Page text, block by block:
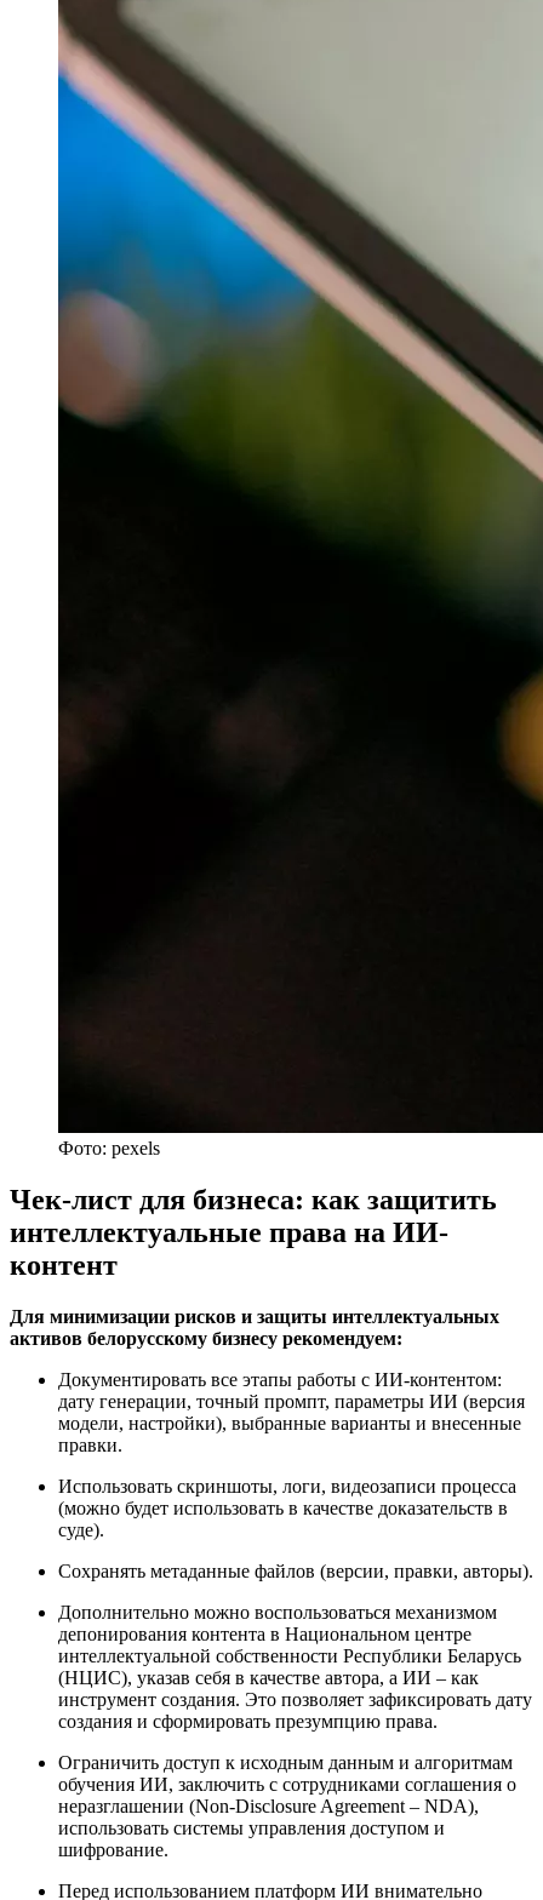
Фото: pexels
Чек-лист для бизнеса: как защитить
интеллектуальные права на ИИ-
контент
Для минимизации рисков и защиты интеллектуальных
активов белорусскому бизнесу рекомендуем:
Документировать все этапы работы с ИИ-контентом:
дату генерации, точный промпт, параметры ИИ (версия
модели, настройки), выбранные варианты и внесенные
правки.
Использовать скриншоты, логи, видеозаписи процесса
(можно будет использовать в качестве доказательств в
суде).
Сохранять метаданные файлов (версии, правки, авторы).
Дополнительно можно воспользоваться механизмом
депонирования контента в Национальном центре
интеллектуальной собственности Республики Беларусь
(НЦИС), указав себя в качестве автора, а ИИ – как
инструмент создания. Это позволяет зафиксировать дату
создания и сформировать презумпцию права.
Ограничить доступ к исходным данным и алгоритмам
обучения ИИ, заключить с сотрудниками соглашения о
неразглашении (Non-Disclosure Agreement – NDA),
использовать системы управления доступом и
шифрование.
Перед использованием платформ ИИ внимательно